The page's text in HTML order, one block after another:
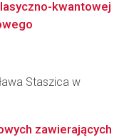
kwantowej
Staszica w
zawierających